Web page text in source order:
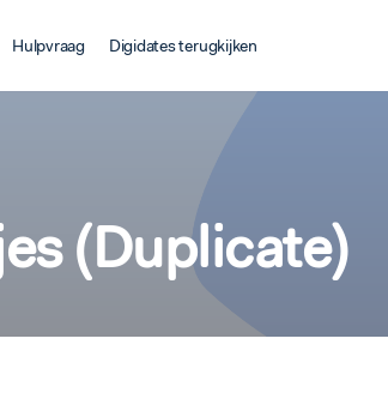
Hulpvraag Digidates terugkijken
(Duplicate)